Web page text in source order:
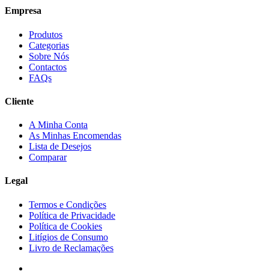
Empresa
Produtos
Categorias
Sobre Nós
Contactos
FAQs
Cliente
A Minha Conta
As Minhas Encomendas
Lista de Desejos
Comparar
Legal
Termos e Condições
Política de Privacidade
Política de Cookies
Litígios de Consumo
Livro de Reclamações